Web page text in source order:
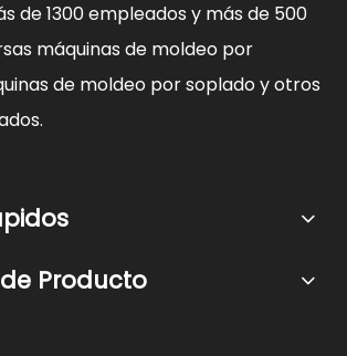
de 1300 empleados y más de 500
máquinas de moldeo por
de moldeo por soplado y otros
Producto